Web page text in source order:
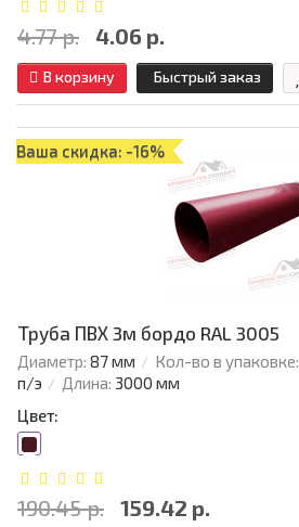
4.77 р. 4.06 р.
В корзину Быстрый заказ
Ваша скидка: -16%
Труба ПВХ 3м бордо RAL 3005
Диаметр: 87 мм Кол-во в упаковке:
п/э
Длина: 3000 мм
Цвет:
190.45 р. 159.42 р.